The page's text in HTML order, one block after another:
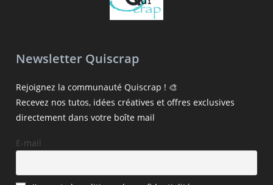
Newsletter Quiscrap
Rejoignez la communauté Quiscrap ! 🎨
Recevez nos tutos, idées créatives et offres exclusives
directement dans votre boîte mail
E-mail